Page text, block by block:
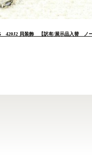
420J2 貝装飾 【訳有/展示品入替 ノー